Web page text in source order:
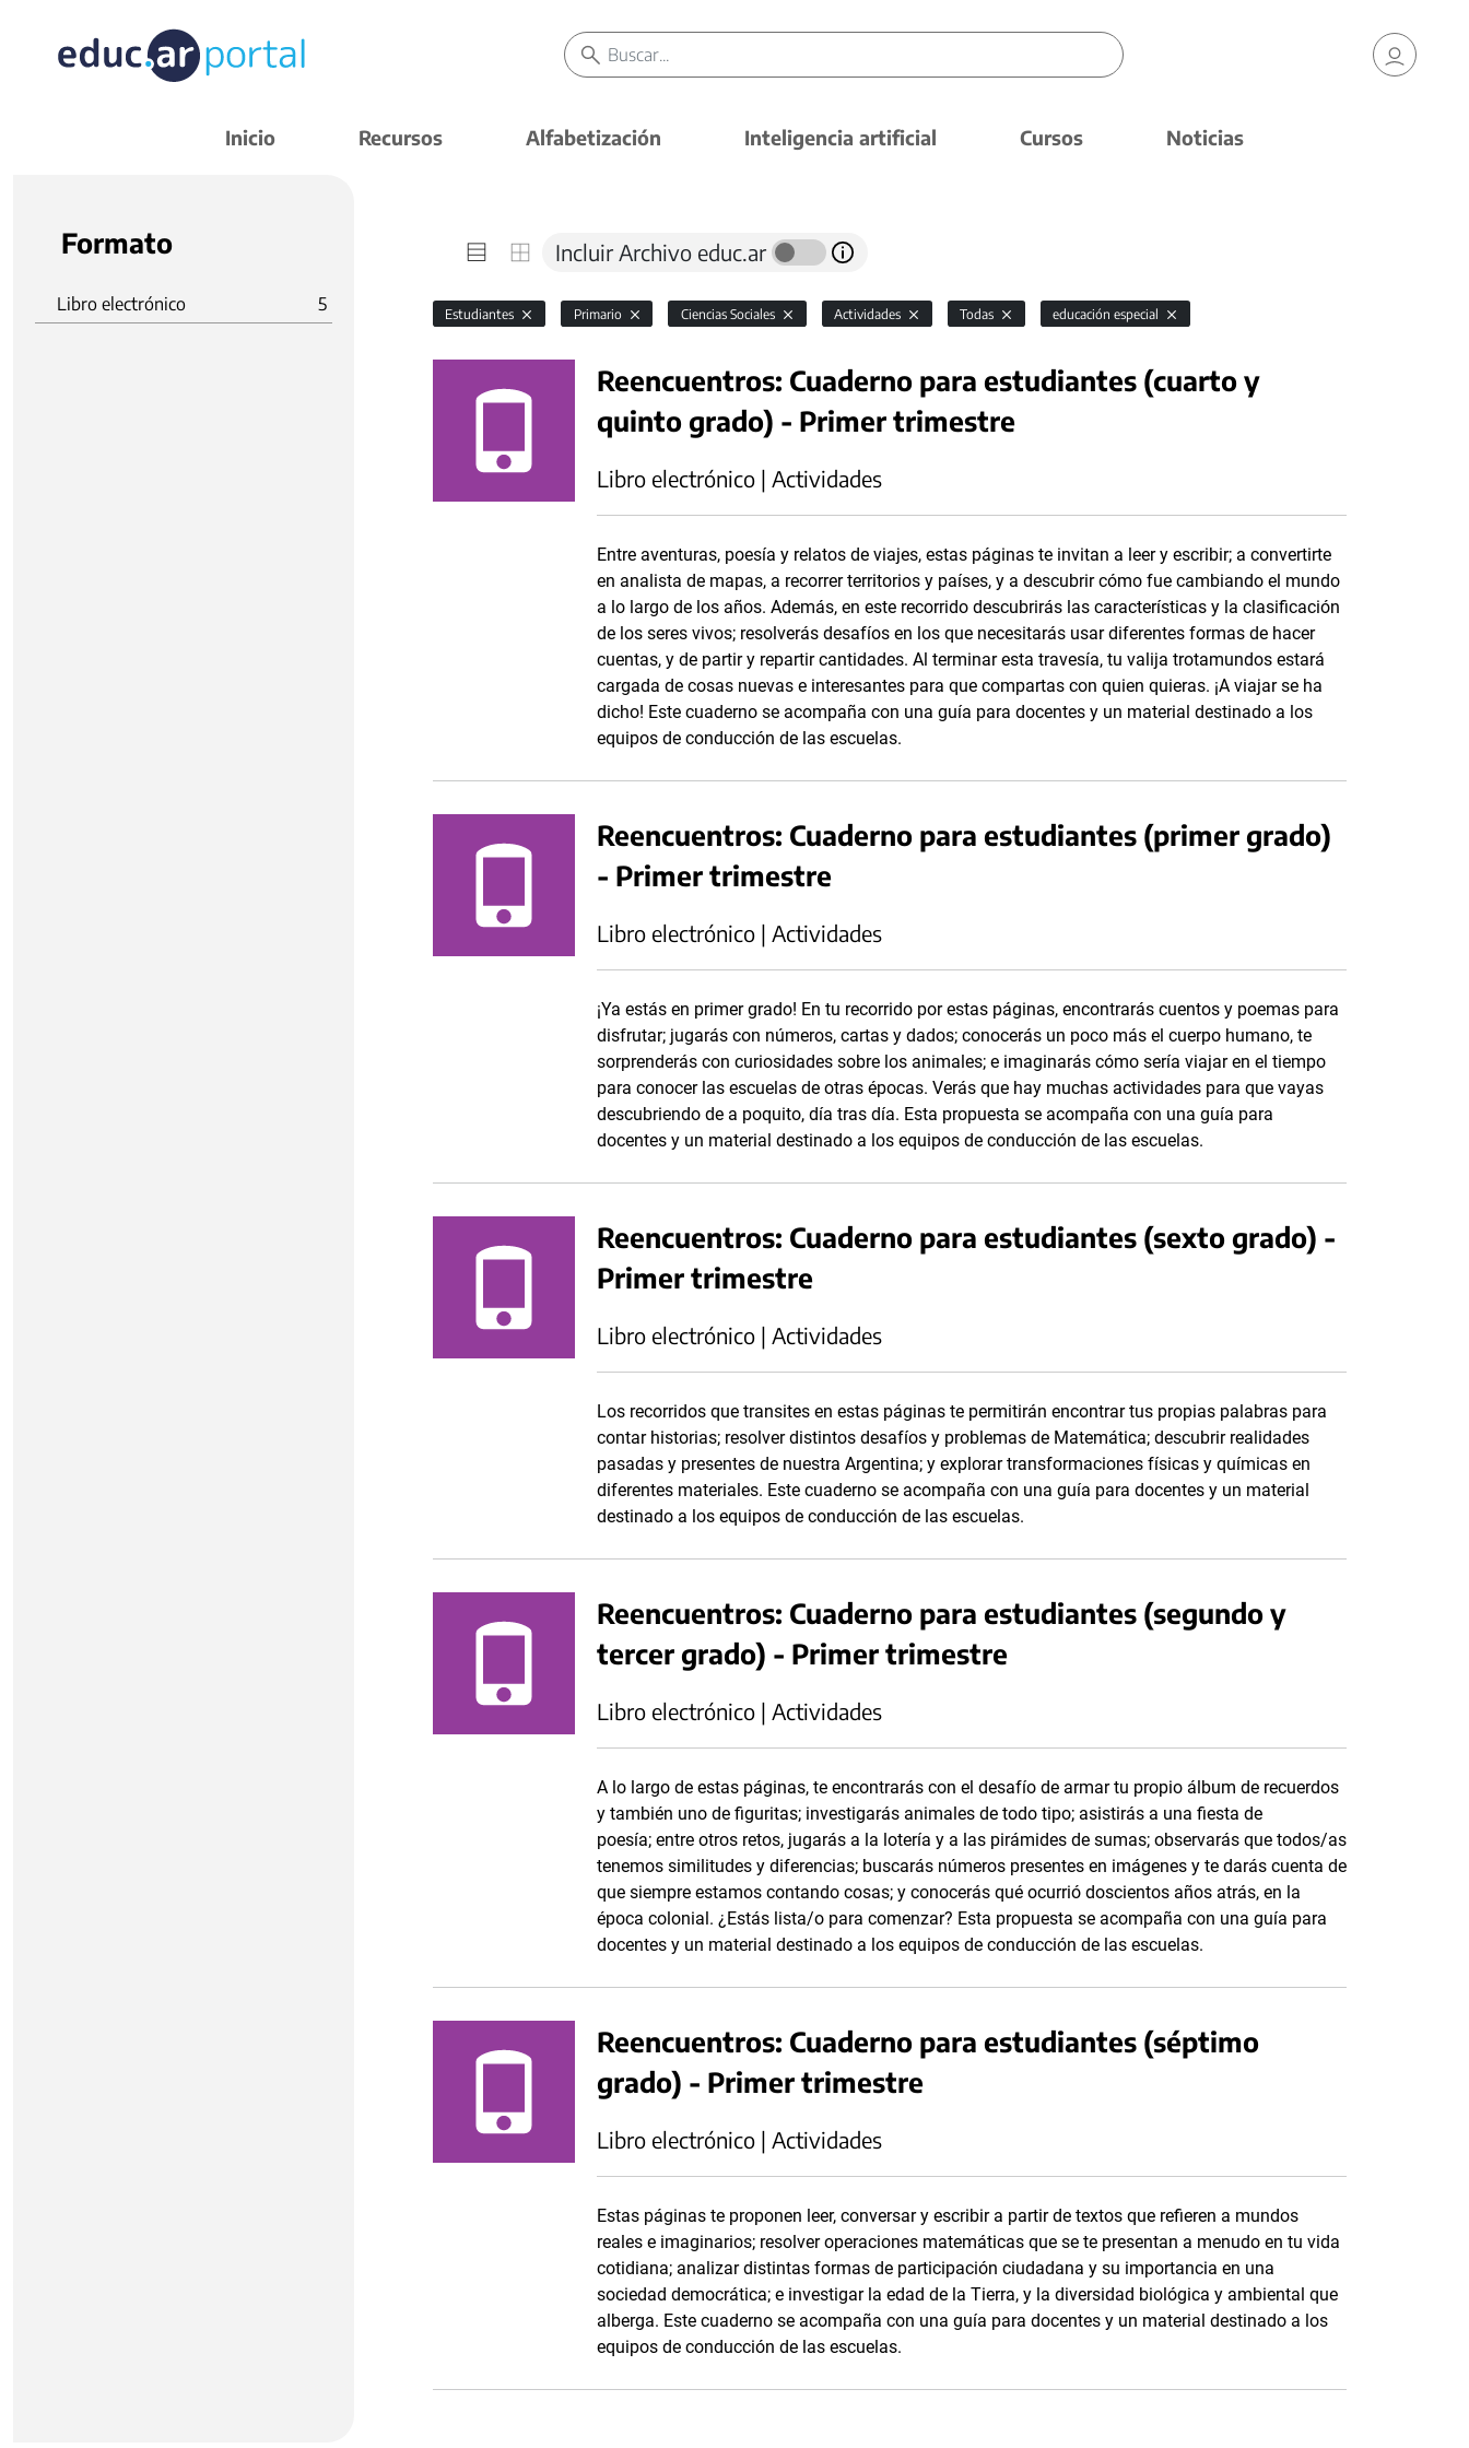
Inicio Recursos Alfabetización Inteligencia artificial Cursos Noticias
Formato
Libro electrónico 5
Incluir Archivo educ.ar
Estudiantes Primario Ciencias Sociales Actividades Todas educación especial
Reencuentros: Cuaderno para estudiantes (cuarto y
quinto grado) - Primer trimestre
Libro electrónico | Actividades
Entre aventuras, poesía y relatos de viajes, estas páginas te invitan a leer y escribir; a convertirte
en analista de mapas, a recorrer territorios y países, y a descubrir cómo fue cambiando el mundo
a lo largo de los años. Además, en este recorrido descubrirás las características y la clasificación
de los seres vivos; resolverás desafíos en los que necesitarás usar diferentes formas de hacer
cuentas, y de partir y repartir cantidades. Al terminar esta travesía, tu valija trotamundos estará
cargada de cosas nuevas e interesantes para que compartas con quien quieras. ¡A viajar se ha
dicho! Este cuaderno se acompaña con una guía para docentes y un material destinado a los
equipos de conducción de las escuelas.
Reencuentros: Cuaderno para estudiantes (primer grado)
- Primer trimestre
Libro electrónico | Actividades
¡Ya estás en primer grado! En tu recorrido por estas páginas, encontrarás cuentos y poemas para
disfrutar; jugarás con números, cartas y dados; conocerás un poco más el cuerpo humano, te
sorprenderás con curiosidades sobre los animales; e imaginarás cómo sería viajar en el tiempo
para conocer las escuelas de otras épocas. Verás que hay muchas actividades para que vayas
descubriendo de a poquito, día tras día. Esta propuesta se acompaña con una guía para
docentes y un material destinado a los equipos de conducción de las escuelas.
Reencuentros: Cuaderno para estudiantes (sexto grado) -
Primer trimestre
Libro electrónico | Actividades
Los recorridos que transites en estas páginas te permitirán encontrar tus propias palabras para
contar historias; resolver distintos desafíos y problemas de Matemática; descubrir realidades
pasadas y presentes de nuestra Argentina; y explorar transformaciones físicas y químicas en
diferentes materiales. Este cuaderno se acompaña con una guía para docentes y un material
destinado a los equipos de conducción de las escuelas.
Reencuentros: Cuaderno para estudiantes (segundo y
tercer grado) - Primer trimestre
Libro electrónico | Actividades
A lo largo de estas páginas, te encontrarás con el desafío de armar tu propio álbum de recuerdos
y también uno de figuritas; investigarás animales de todo tipo; asistirás a una fiesta de
poesía; entre otros retos, jugarás a la lotería y a las pirámides de sumas; observarás que todos/as
tenemos similitudes y diferencias; buscarás números presentes en imágenes y te darás cuenta de
que siempre estamos contando cosas; y conocerás qué ocurrió doscientos años atrás, en la
época colonial. ¿Estás lista/o para comenzar? Esta propuesta se acompaña con una guía para
docentes y un material destinado a los equipos de conducción de las escuelas.
Reencuentros: Cuaderno para estudiantes (séptimo
grado) - Primer trimestre
Libro electrónico | Actividades
Estas páginas te proponen leer, conversar y escribir a partir de textos que refieren a mundos
reales e imaginarios; resolver operaciones matemáticas que se te presentan a menudo en tu vida
cotidiana; analizar distintas formas de participación ciudadana y su importancia en una
sociedad democrática; e investigar la edad de la Tierra, y la diversidad biológica y ambiental que
alberga. Este cuaderno se acompaña con una guía para docentes y un material destinado a los
equipos de conducción de las escuelas.